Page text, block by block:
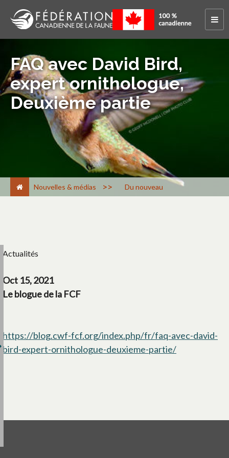
FAQ avec David Bird,
expert ornithologue,
Deuxième partie
Nouvelles & médias > Du nouveau
Actualités
Oct 15, 2021
Le blogue de la FCF
https://blog.cwf-fcf.org/index.php/fr/faq-avec-david-
bird-expert-ornithologue-deuxieme-partie/